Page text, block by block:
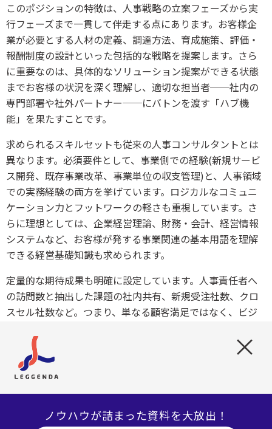
×
ノウハウが詰まった資料を大放出！
このポジションの特徴は、人事戦略の立案フェーズから実
行フェーズまで一貫して伴走する点にあります。お客様企
業が必要とする人材の定義、調達方法、育成施策、評価・
報酬制度の設計といった包括的な戦略を提案します。さら
に重要なのは、具体的なソリューション提案ができる状態
までお客様の状況を深く理解し、適切な担当者──社内の
専門部署や社外パートナー──にバトンを渡す「ハブ機
能」を果たすことです。
求められるスキルセットも従来の人事コンサルタントとは
異なります。必須要件として、事業側での経験(新規サービ
ス開発、既存事業改革、事業単位の収支管理)と、人事領域
での実務経験の両方を挙げています。ロジカルなコミュニ
ケーション力とフットワークの軽さも重視しています。さ
らに理想としては、企業経営理論、財務・会計、経営情報
システムなど、お客様が発する事業関連の基本用語を理解
できる経営基礎知識も求められます。
定量的な期待成果も明確に設定しています。人事責任者へ
の訪問数と抽出した課題の社内共有、新規受注社数、クロ
スセル社数など。つまり、単なる顧客満足ではなく、ビジ
経営データ活用の核心:ハイパフ